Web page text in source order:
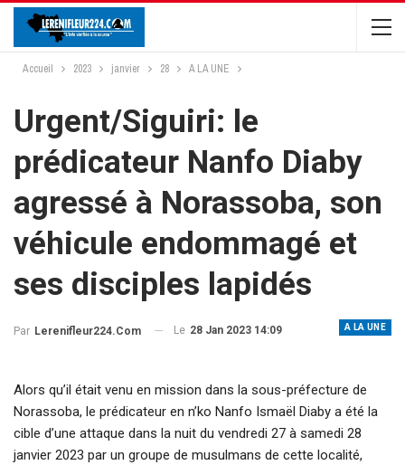
Accueil 2023 janvier 28 A LA UNE
Urgent/Siguiri: le
prédicateur Nanfo Diaby
agressé à Norassoba, son
véhicule endommagé et
ses disciples lapidés
A LA UNE
Par Lerenifleur224.com Le 28 Jan 2023 14:09
Alors qu’il était venu en mission dans la sous-préfecture de
Norassoba, le prédicateur en n’ko Nanfo Ismaël Diaby a été la
cible d’une attaque dans la nuit du vendredi 27 à samedi 28
janvier 2023 par un groupe de musulmans de cette localité,